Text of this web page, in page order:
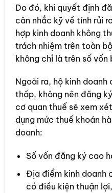
Do đó, khi quyết định
cân nhắc kỹ về tính rủi
hợp kinh doanh không
trách nhiệm trên toàn
không chỉ là trên số vốn
Ngoài ra, hộ kinh doanh
thấp, không nên đăng
cơ quan thuế sẽ xem
dụng mức thuế khoán
doanh:
Số vốn đăng ký cao
Địa điểm kinh doanh
có điều kiện thuận